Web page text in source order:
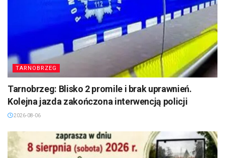
TARNOBRZEG
Tarnobrzeg: Blisko 2 promile i brak uprawnień.
Kolejna jazda zakończona interwencją policji
2026-08-06